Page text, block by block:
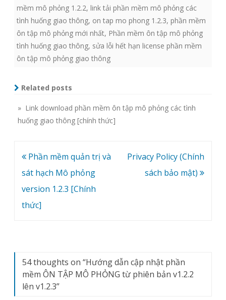
mềm mô phỏng 1.2.2, link tải phần mềm mô phỏng các
tình huống giao thông, on tap mo phong 1.2.3, phần mềm
ôn tập mô phỏng mới nhất, Phần mềm ôn tập mô phỏng
tình huống giao thông, sửa lỗi hết hạn license phần mềm
ôn tập mô phỏng giao thông
Related posts
» Link download phần mềm ôn tập mô phỏng các tình
huống giao thông [chính thức]
Post
navigation
Phần mềm quản trị và
sát hạch Mô phỏng
version 1.2.3 [Chính
thức]
Privacy Policy (Chính
sách bảo mật)
54 thoughts on “Hướng dẫn cập nhật phần
mềm ÔN TẬP MÔ PHỎNG từ phiên bản v1.2.2
lên v1.2.3”